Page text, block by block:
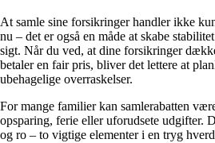
At samle sine forsikringer handler ikke
nu – det er også en måde at skabe
sigt. Når du ved, at dine forsikringer
betaler en fair pris, bliver det lettere at
ubehagelige overraskelser.
For mange familier kan samlerabatten
opsparing, ferie eller uforudsete udgifter.
og ro – to vigtige elementer i en tryg